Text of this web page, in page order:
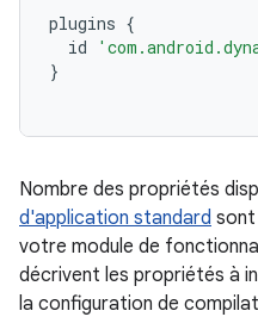
plugins {
id
}
Nombre des propriétés
d'application standard sont
votre module de
décrivent les propriétés à
la configuration de